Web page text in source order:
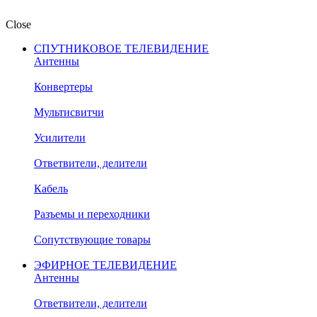
Close
СПУТНИКОВОЕ ТЕЛЕВИДЕНИЕ
Антенны
Конвертеры
Мультисвитчи
Усилители
Ответвители, делители
Кабель
Разъемы и переходники
Сопутствующие товары
ЭФИРНОЕ ТЕЛЕВИДЕНИЕ
Антенны
Ответвители, делители